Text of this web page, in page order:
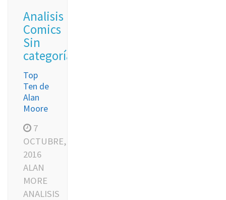
Analisis
Comics
Sin
categoría
Top
Ten de
Alan
Moore
7
OCTUBRE,
2016
ALAN
MORE
ANALISIS